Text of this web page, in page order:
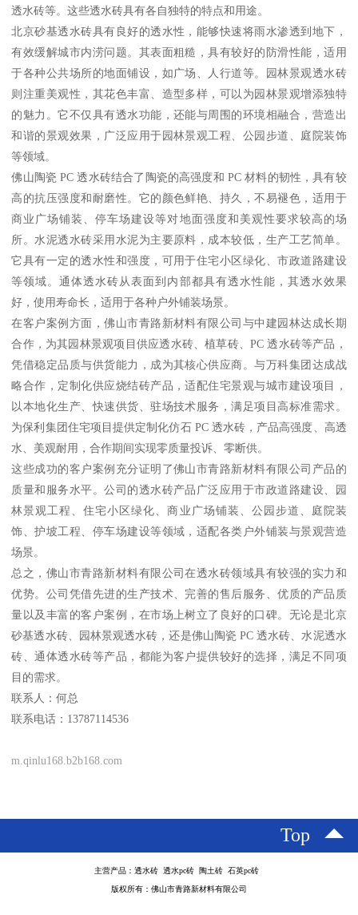
透水砖等。这些透水砖具有各自独特的特点和用途。
北京砂基透水砖具有良好的透水性，能够快速将雨水渗透到地下，
有效缓解城市内涝问题。其表面粗糙，具有较好的防滑性能，适用
于各种公共场所的地面铺设，如广场、人行道等。园林景观透水砖
则注重美观性，其花色丰富、造型多样，可以为园林景观增添独特
的魅力。它不仅具有透水功能，还能与周围的环境相融合，营造出
和谐的景观效果，广泛应用于园林景观工程、公园步道、庭院装饰
等领域。
佛山陶瓷 PC 透水砖结合了陶瓷的高强度和 PC 材料的韧性，具有较
高的抗压强度和耐磨性。它的颜色鲜艳、持久，不易褪色，适用于
商业广场铺装、停车场建设等对地面强度和美观性要求较高的场
所。水泥透水砖采用水泥为主要原料，成本较低，生产工艺简单。
它具有一定的透水性和强度，可用于住宅小区绿化、市政道路建设
等领域。通体透水砖从表面到内部都具有透水性能，其透水效果
好，使用寿命长，适用于各种户外铺装场景。
在客户案例方面，佛山市青路新材料有限公司与中建园林达成长期
合作，为其园林景观项目供应透水砖、植草砖、PC 透水砖等产品，
凭借稳定品质与供货能力，成为其核心供应商。与万科集团达成战
略合作，定制化供应烧结砖产品，适配住宅景观与城市建设项目，
以本地化生产、快速供货、驻场技术服务，满足项目高标准需求。
为保利集团住宅项目提供定制化仿石 PC 透水砖，产品高强度、高透
水、美观耐用，合作期间实现零质量投诉、零断供。
这些成功的客户案例充分证明了佛山市青路新材料有限公司产品的
质量和服务水平。公司的透水砖产品广泛应用于市政道路建设、园
林景观工程、住宅小区绿化、商业广场铺装、公园步道、庭院装
饰、护坡工程、停车场建设等领域，适配各类户外铺装与景观营造
场景。
总之，佛山市青路新材料有限公司在透水砖领域具有较强的实力和
优势。公司凭借先进的生产技术、完善的售后服务、优质的产品质
量以及丰富的客户案例，在市场上树立了良好的口碑。无论是北京
砂基透水砖、园林景观透水砖，还是佛山陶瓷 PC 透水砖、水泥透水
砖、通体透水砖等产品，都能为客户提供较好的选择，满足不同项
目的需求。
联系人：何总
联系电话：13787114536
m.qinlu168.b2b168.com
Top
主营产品：透水砖 透水pc砖 陶土砖 石英pc砖
版权所有：佛山市青路新材料有限公司